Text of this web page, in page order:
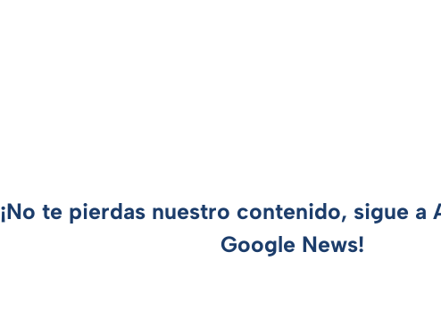
¡No te pierdas nuestro contenido, sigue a
Google News!